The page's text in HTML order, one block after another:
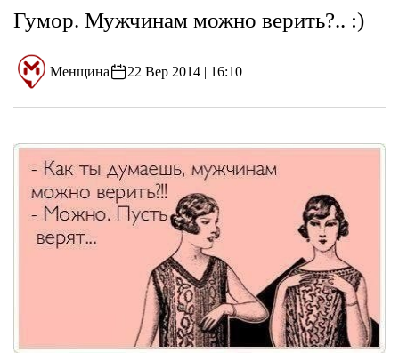
Гумор. Мужчинам можно верить?.. :)
Менщина 22 Вер 2014 | 16:10